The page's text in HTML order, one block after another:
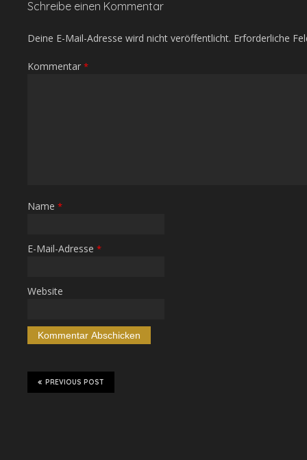
Schreibe einen Kommentar
Deine E-Mail-Adresse wird nicht veröffentlicht. Erforderliche
Kommentar *
Name *
E-Mail-Adresse *
Website
PREVIOUS POST